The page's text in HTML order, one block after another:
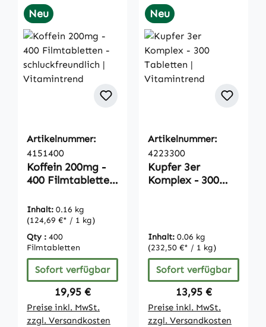
Neu
Artikelnummer:
4151400
Koffein 200mg -
400 Filmtabletten
| Vitamintrend
Inhalt: 0.16 kg
(124,69 €* / 1 kg)
Qty : 400
Filmtabletten
Sofort verfügbar
Regulärer Preis:
19,95 €
Preise inkl. MwSt.
zzgl. Versandkosten
Neu
Artikelnummer:
4223300
Kupfer 3er
Komplex - 300
Inhalt: 0.06 kg
(232,50 €* / 1 kg)
Sofort verfügbar
Regulärer Preis:
13,95 €
Preise inkl. MwSt.
zzgl. Versandkosten